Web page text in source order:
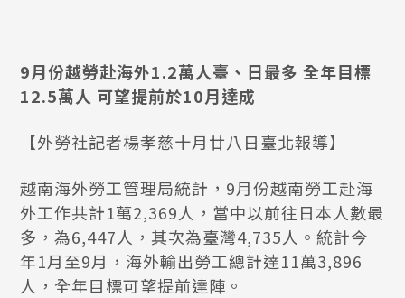
9月份越勞赴海外1.2萬人臺、日最多 全年目標
12.5萬人 可望提前於10月達成
【外勞社記者楊孝慈十月廿八日臺北報導】
越南海外勞工管理局統計，9月份越南勞工赴海
外工作共計1萬2,369人，當中以前往日本人數最
多，為6,447人，其次為臺灣4,735人。統計今
年1月至9月，海外輸出勞工總計達11萬3,896
人，全年目標可望提前達陣。